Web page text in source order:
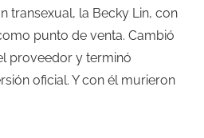
transexual, la Becky Lin, con
punto de venta. Cambió
proveedor y terminó
oficial. Y con él murieron